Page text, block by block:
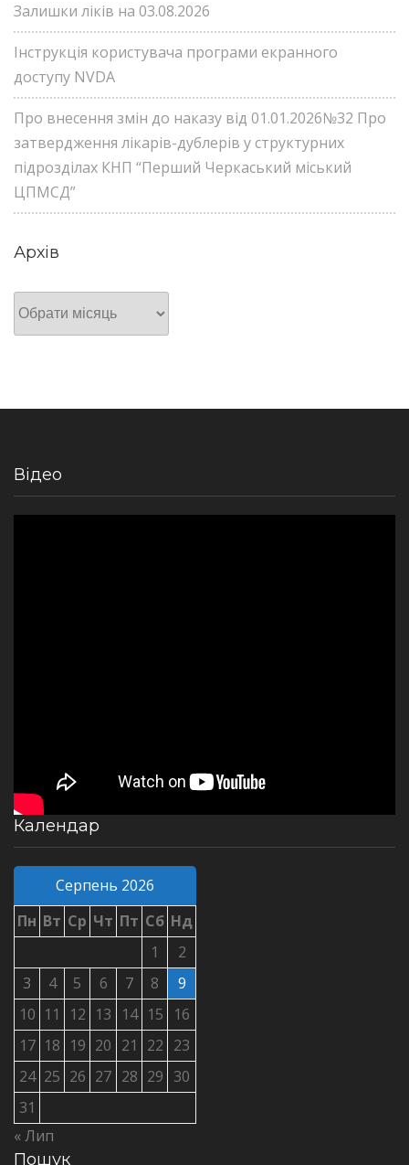
Залишки ліків на 03.08.2026
Інструкція користувача програми екранного
доступу NVDA
Про внесення змін до наказу від 01.01.2026№32 Про
затвердження лікарів-дублерів у структурних
підрозділах КНП “Перший Черкаський міський
ЦПМСД”
Архів
Архів
Відео
Календар
Серпень 2026
Пн Вт Ср Чт Пт Сб Нд
1
2
3
4 5 6 7 8
9
10 11 12 13 14 15
16
17 18 19 20 21 22 23
24 25 26 27 28 29 30
31
« Лип
Пошук